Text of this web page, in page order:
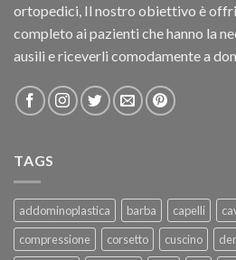
ortopedici, Il nostro obiettivo è
completo ai pazienti che hanno la
ausili e riceverli comodamente a
TAGS
addominoplastica barba capelli
compressione
corsetto cuscino